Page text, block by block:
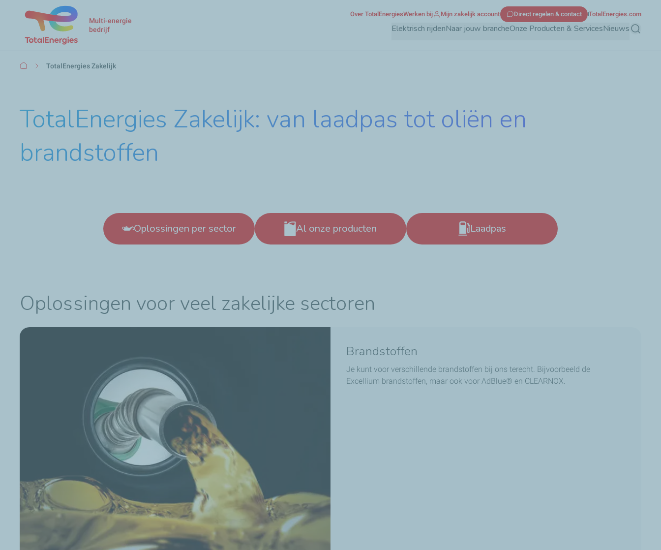
Overslaan
Multi-energie
bedrijf
Elektrisch rijdenNaar jouw brancheOnze Producten & ServicesNieuws Zoeken
Over TotalEnergiesWerken bij Mijn zakelijk account Direct regelen & contact TotalEnergies.com
KruimelpadTotalEnergies Zakelijk
TotalEnergies Zakelijk: van laadpas tot oliën en
brandstoffen
Oplossingen per sector Al onze producten Laadpas
Oplossingen voor veel zakelijke sectoren
Brandstoffen
Je kunt voor verschillende brandstoffen bij ons terecht. Bijvoorbeeld de
Excellium brandstoffen, maar ook voor AdBlue® en CLEARNOX.